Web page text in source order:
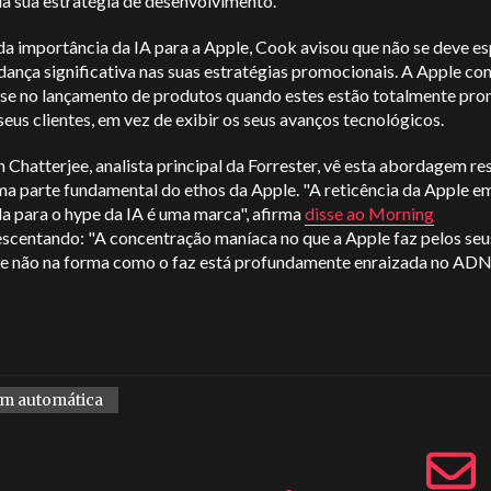
importância da IA para a Apple, Cook avisou que não se deve
significativa nas suas estratégias promocionais. A Apple
no lançamento de produtos quando estes estão totalmente
clientes, em vez de exibir os seus avanços tecnológicos.
Chatterjee, analista principal da Forrester, vê esta abordagem
parte fundamental do ethos da Apple. "A reticência da Apple
para o hype da IA é uma marca", afirmadisse ao Morning
"A concentração maníaca no que a Apple faz pelos
não na forma como o faz está profundamente enraizada no
automática